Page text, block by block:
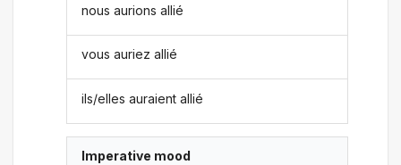
nous aurions allié
vous auriez allié
ils/elles auraient allié
Imperative mood